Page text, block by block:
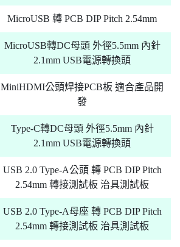
MicroUSB 轉 PCB DIP Pitch 2.54mm
MicroUSB轉DC母頭 外徑5.5mm 內針
2.1mm USB電源轉換頭
MiniHDMI公頭焊接PCB板 適合產品開
發
Type-C轉DC母頭 外徑5.5mm 內針
2.1mm USB電源轉換頭
USB 2.0 Type-A公頭 轉 PCB DIP Pitch
2.54mm 轉接測試板 治具測試板
USB 2.0 Type-A母座 轉 PCB DIP Pitch
2.54mm 轉接測試板 治具測試板